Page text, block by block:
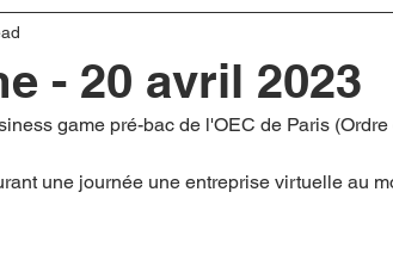
- 20 avril 2023
game pré-bac de l'OEC de Paris
une journée une entreprise virtuelle au